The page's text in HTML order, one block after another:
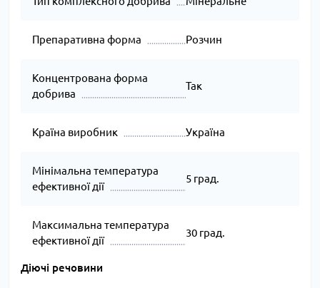
Препаративна форма Розчин
Концентрована форма
добрива
Так
Країна виробник Україна
Мінімальна температура
ефективної дії
5 град.
Максимальна температура
ефективної дії
30 град.
Діючі речовини